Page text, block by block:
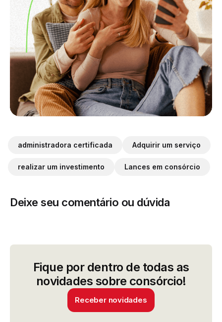
administradora certificada Adquirir um serviço
realizar um investimento Lances em consórcio
Deixe seu comentário ou dúvida
Fique por dentro de todas as
novidades sobre consórcio!
Receber novidades